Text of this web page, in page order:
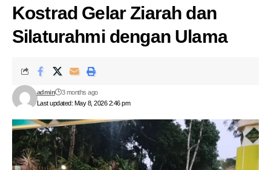
Kostrad Gelar Ziarah dan
Silaturahmi dengan Ulama
Last updated: May 8, 2026 2:46 pm
admin 3 months ago